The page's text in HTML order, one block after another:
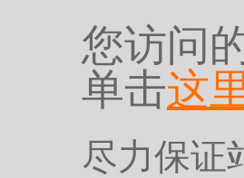
您访问
单击这
尽力保证